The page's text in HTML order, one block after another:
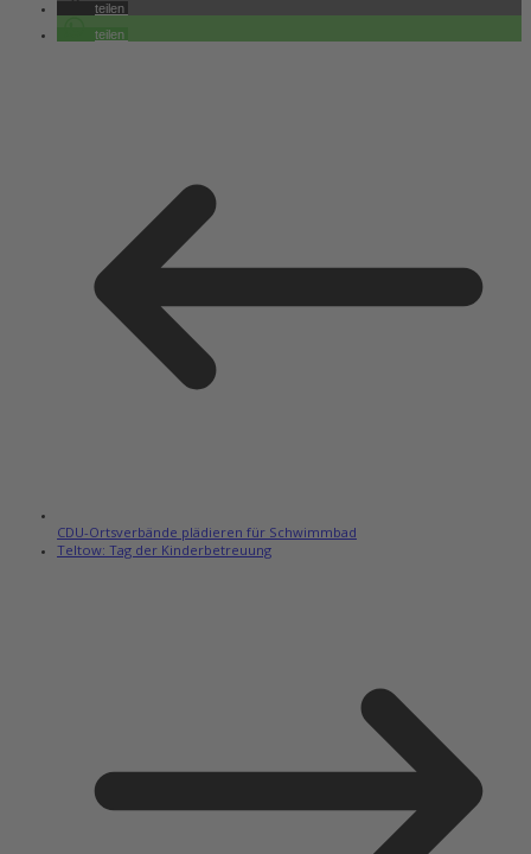
teilen
teilen
CDU-Ortsverbände plädieren für Schwimmbad
Teltow: Tag der Kinderbetreuung